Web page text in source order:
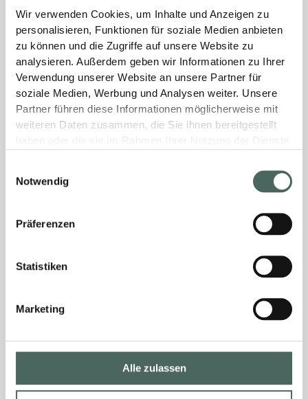
Wir verwenden Cookies, um Inhalte und Anzeigen zu
personalisieren, Funktionen für soziale Medien anbieten
zu können und die Zugriffe auf unsere Website zu
analysieren. Außerdem geben wir Informationen zu Ihrer
Verwendung unserer Website an unsere Partner für
soziale Medien, Werbung und Analysen weiter. Unsere
Partner führen diese Informationen möglicherweise mit
weiteren Daten zusammen, die Sie ihnen bereitgestellt
Notwendig
Präferenzen
Statistiken
Marketing
Alle zulassen